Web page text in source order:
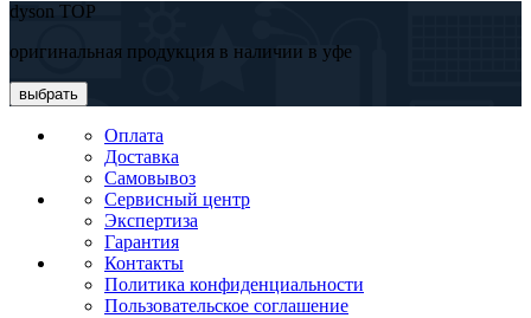
dyson TOP
оригинальная продукция в наличии в уфе
выбрать
Оплата
Доставка
Самовывоз
Сервисный центр
Экспертиза
Гарантия
Контакты
Политика конфиденциальности
Пользовательское соглашение